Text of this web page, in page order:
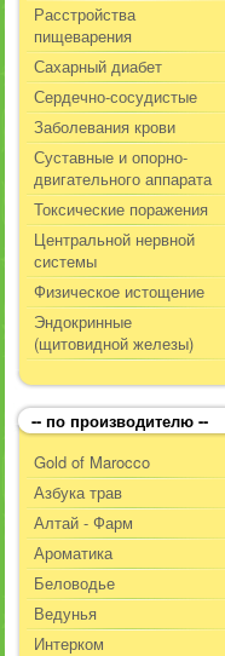
Расстройства
пищеварения
Сахарный диабет
Сердечно-сосудистые
Заболевания крови
Суставные и опорно-
двигательного аппарата
Токсические поражения
Центральной нервной
системы
Физическое истощение
Эндокринные
(щитовидной железы)
-- по производителю --
Gold of Marocco
Азбука трав
Алтай - Фарм
Ароматика
Беловодье
Ведунья
Интерком